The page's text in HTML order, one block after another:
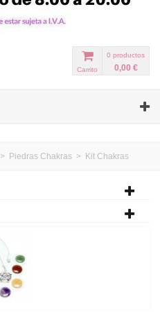
0 productos
0,00 €
Carrito
> Piedras Chakras > Kit Chakras